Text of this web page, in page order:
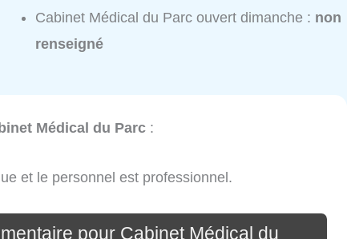
Cabinet Médical du Parc ouvert dimanche : non
renseigné
Médical du Parc :
et le personnel est professionnel.
pour Cabinet Médical du